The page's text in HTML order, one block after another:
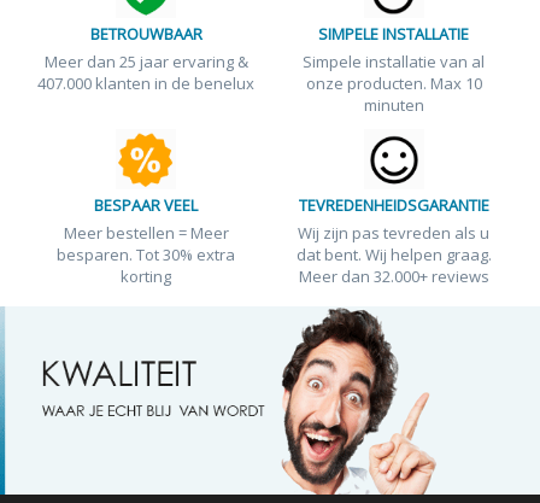
BETROUWBAAR
Meer dan 25 jaar ervaring &
407.000 klanten in de benelux
SIMPELE INSTALLATIE
Simpele installatie van al
onze producten. Max 10
minuten
BESPAAR VEEL
Meer bestellen = Meer
besparen. Tot 30% extra
korting
TEVREDENHEIDSGARANTIE
Wij zijn pas tevreden als u
dat bent. Wij helpen graag.
Meer dan 32.000+ reviews